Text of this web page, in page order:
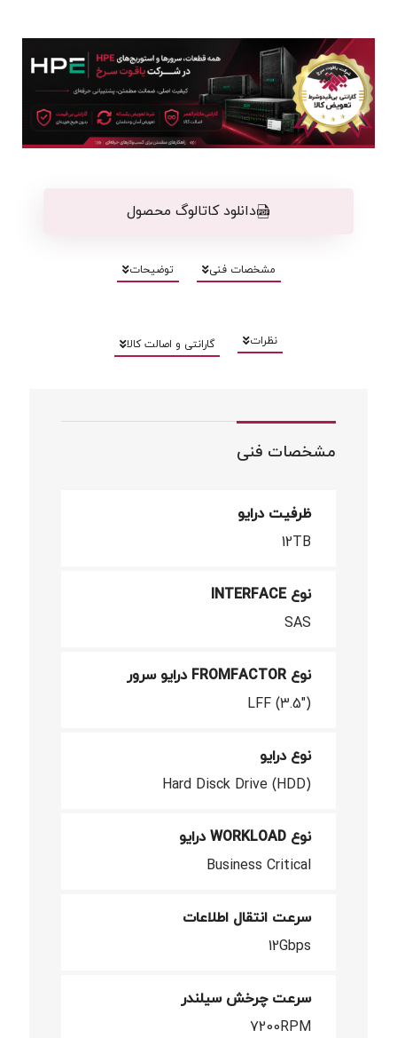
دانلود کاتالوگ محصول
مشخصات فنی توضیحات
نظرات گارانتی و اصالت کالا
مشخصات فنی
ظرفیت درایو
12TB
نوع INTERFACE
SAS
نوع FROMFACTOR درایو سرور
LFF (3.5")
نوع درایو
Hard Disck Drive (HDD)
نوع WORKLOAD درایو
Business Critical
سرعت انتقال اطلاعات
12Gbps
سرعت چرخش سیلندر
7200RPM